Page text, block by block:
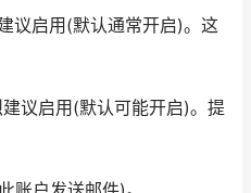
议启用(默认通常开启)。这
议启用(默认可能开启)。提